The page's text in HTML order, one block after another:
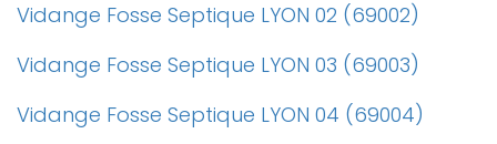
Vidange Fosse Septique LYON 02 (69002)
Vidange Fosse Septique LYON 03 (69003)
Vidange Fosse Septique LYON 04 (69004)